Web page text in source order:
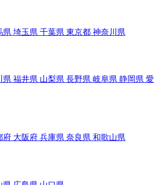
県 埼玉県 千葉県 東京都 神奈川県
県 福井県 山梨県 長野県 岐阜県 静岡県 愛
府 大阪府 兵庫県 奈良県 和歌山県